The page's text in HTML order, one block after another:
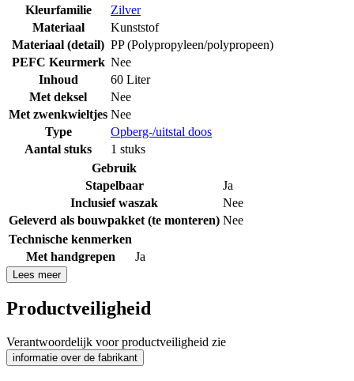
Kleurfamilie
Zilver
Materiaal
Kunststof
Materiaal (detail) PP (Polypropyleen/polypropeen)
PEFC Keurmerk Nee
Inhoud
60 Liter
Met deksel
Nee
Met zwenkwieltjes Nee
Type
Opberg-/uitstal doos
Aantal stuks
1 stuks
Gebruik
Stapelbaar
Ja
Inclusief waszak
Nee
Geleverd als bouwpakket (te monteren) Nee
Technische kenmerken
Met handgrepen
Ja
Lees meer
Productveiligheid
Verantwoordelijk voor productveiligheid zie
informatie over de fabrikant